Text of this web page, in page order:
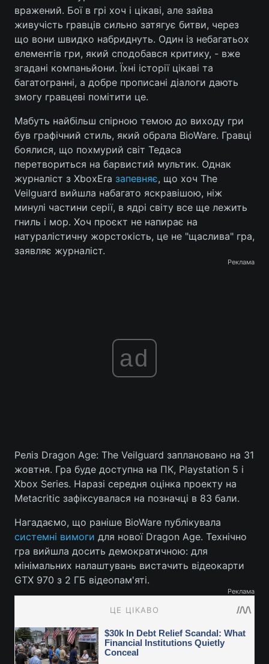
вражений. Бої в грі хоч і цікаві, але зайва
живучість гравців сильно затягує битви, через
що вони швидко набриднуть. Один із небагатьох
елементів гри, який сподобався критику, - вже
згадані компаньйони. Їхні історії цікаві та
багатогранні, а добре прописані діалоги дають
змогу гравцеві помітити це.
Мабуть найбільш спірною темою до виходу гри
був графічний стиль, який обрала BioWare. Гравці
боялися, що похмурий світ Тедаса
перетвориться на барвистий мультик. Однак
журналіст з XboxEra запевняє, що хоч The
Veilguard вийшла набагато яскравішою, ніж
минулі частини серії, в ядрі світу все ще лежить
гниль і мор. Хоч проєкт не напирає на
натуралістичну жорстокість, це не "щаслива" гра,
заявляє журналіст.
Реклама
ad
Реліз Dragon Age: The Veilguard заплановано на 31
жовтня. Гра буде доступна на ПК, Playstation 5 і
Xbox Series. Наразі середня оцінка проекту на
Metacritic зафіксувалася на позначці в 83 бали.
Нагадаємо, що раніше BioWare публікувала
системні вимоги для нової Dragon Age. Технічно
гра вийшла досить демократичною: для
мінімальних налаштувань вистачить відеокарти
GTX 970 з 2 ГБ відеопам'яті.
Реклама